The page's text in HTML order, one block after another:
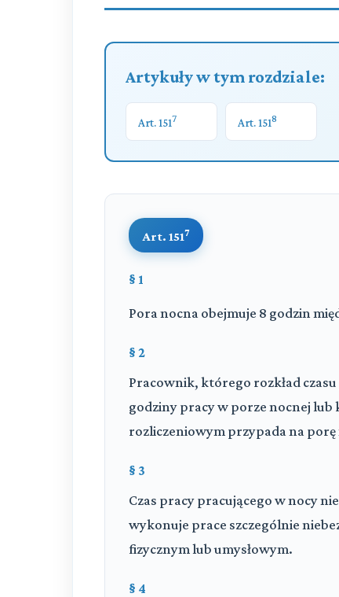
Artykuły w tym rozdziale:
Art. 1517 Art. 1518
Art. 1517
§ 1
Pora nocna obejmuje 8 godzin
§ 2
Pracownik, którego rozkład
godziny pracy w porze nocnej lub
rozliczeniowym przypada na
§ 3
Czas pracy pracującego w nocy
wykonuje prace szczególnie
fizycznym lub umysłowym.
§ 4